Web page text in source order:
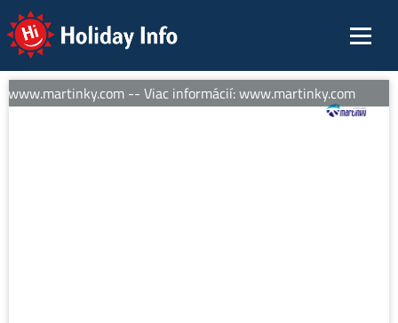
Holiday Info
-- Viac informácií: www.martinky.com